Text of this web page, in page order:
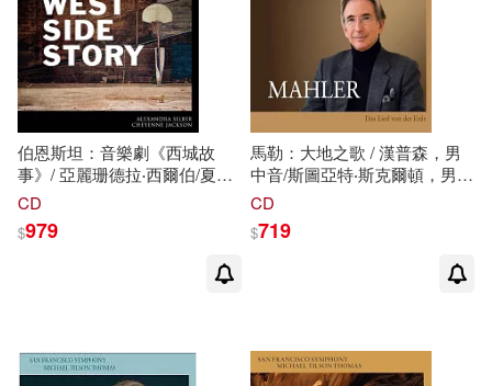
伯恩斯坦：音樂劇《西城故
事》/ 亞麗珊德拉‧西爾伯/夏恩‧
傑克森/潔西卡‧沃斯克/茱麗亞‧
瑪斯指揮舊金山交響樂團與合
唱團 (2SACD)(West Side Story
/ Alexandra Silber, Cheyenne
Francisco Symphony / Michael
Tilson Thomas)
CD
$979
馬勒：大地之歌 / 漢普森，男
中音/斯圖亞特‧斯克爾頓，男高
音/提爾森─湯瑪斯指揮舊金山
Lied von der Erde / Thomas
Hampson, Stuart Skelton, San
Francisco Symphony / Michael
CD
$719